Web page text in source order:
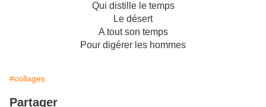
Qui distille le temps
Le désert
A tout son temps
Pour digérer les hommes
#collages
Partager